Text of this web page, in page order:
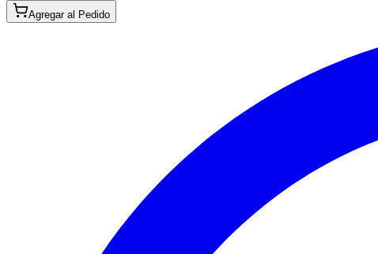
Agregar al Pedido